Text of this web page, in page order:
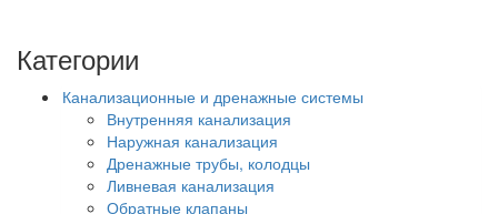
Категории
Канализационные и дренажные системы
Внутренняя канализация
Наружная канализация
Дренажные трубы, колодцы
Ливневая канализация
Обратные клапаны